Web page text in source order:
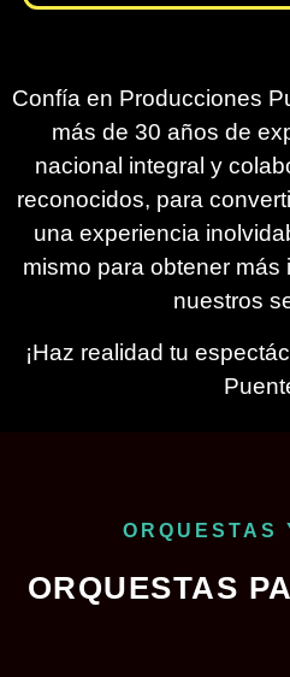
Confía en Producciones
más de 30 años de
nacional integral y
reconocidos, para
una experiencia
mismo para obtener
nuestros
¡Haz realidad tu
ORQUESTAS
ORQUESTAS